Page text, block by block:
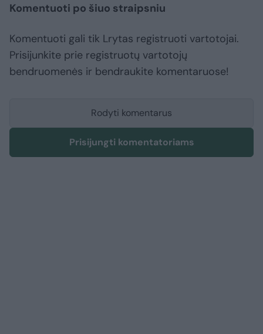
Komentuoti po šiuo straipsniu
Komentuoti gali tik Lrytas registruoti vartotojai.
Prisijunkite prie registruotų vartotojų
bendruomenės ir bendraukite komentaruose!
Rodyti komentarus
Prisijungti komentatoriams